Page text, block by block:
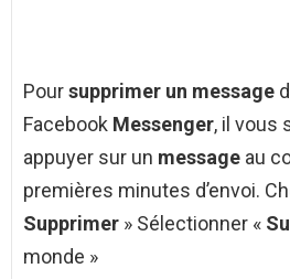
Poursupprimer un message
Facebook Messenger, il vous
appuyer sur un message au
premières minutes d’envoi.
Supprimer » Sélectionner «
monde »